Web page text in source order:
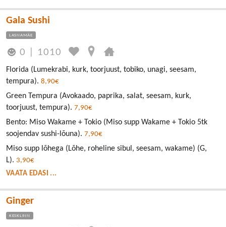
Gala Sushi
LASNAMÄE
0 1010
Florida (Lumekrabi, kurk, toorjuust, tobiko, unagi, seesam,
tempura). 8,90€
Green Tempura (Avokaado, paprika, salat, seesam, kurk,
toorjuust, tempura). 7,90€
Bento: Miso Wakame + Tokio (Miso supp Wakame + Tokio 5tk
soojendav sushi-lõuna). 7,90€
Miso supp lõhega (Lõhe, roheline sibul, seesam, wakame) (G,
L). 3,90€
VAATA EDASI ...
Ginger
KESKLINN